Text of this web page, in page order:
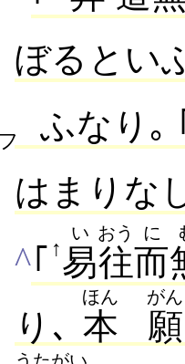
ぼるとい
ふなり｡ ｢
はまりな
^｢ ↑易
い
往
おう
而
に
り､ 本
ほん
願
がん